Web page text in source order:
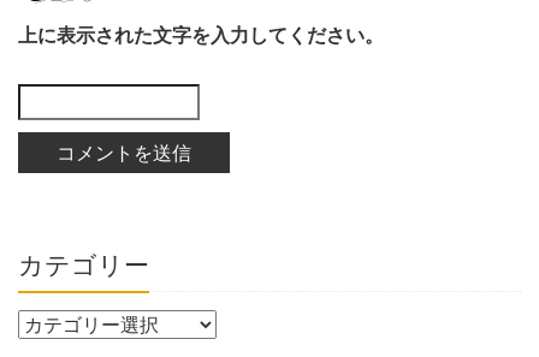
上に表示された文字を入力してください。
カテゴリー